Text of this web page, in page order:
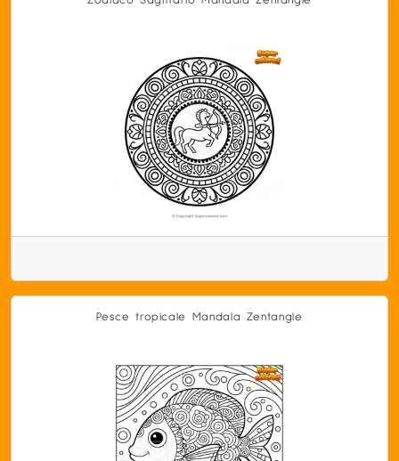
Pesce tropicale Mandala Zentangle